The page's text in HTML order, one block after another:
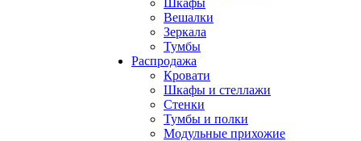
Шкафы
Вешалки
Зеркала
Тумбы
Распродажа
Кровати
Шкафы и стеллажи
Стенки
Тумбы и полки
Модульные прихожие